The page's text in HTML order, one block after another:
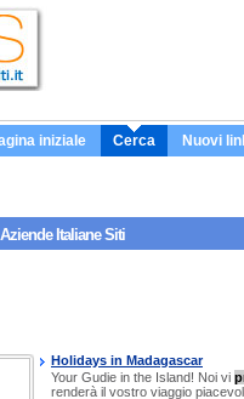
iniziale Cerca Nuovi
Italiane Siti
Holidays in Madagascar
Your Gudie in the Island! Noi vi
renderà il vostro viaggio